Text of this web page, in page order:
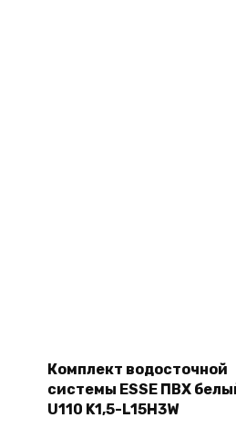
cart
Комплект водосточной
системы ESSE ПВХ
U110 K1,5-L15H3W